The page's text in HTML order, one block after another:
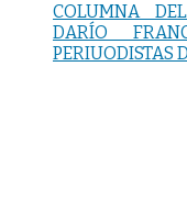
COLUMNA
DARÍO
PERIUODISTAS